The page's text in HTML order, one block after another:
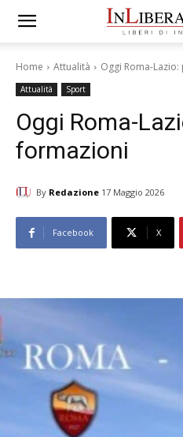
Home Attualità Oggi Roma-
Attualità Sport
Oggi Roma-
formazioni
By Redazione 17 Maggio 2026
Facebook X